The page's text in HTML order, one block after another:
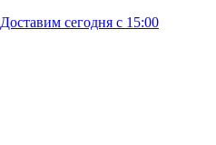
Доставим сегодня c 15:00